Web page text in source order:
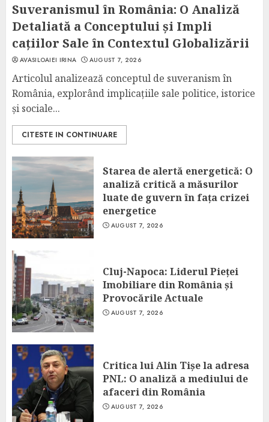
Suveranismul în România: O Analiză
Detaliată a Conceptului și Impli
cațiilor Sale în Contextul Globalizării
AVASILOAIEI IRINA AUGUST 7, 2026
Articolul analizează conceptul de suveranism în
România, explorând implicațiile sale politice, istorice
și sociale...
CITESTE IN CONTINUARE
Starea de alertă energetică: O
analiză critică a măsurilor
luate de guvern în fața crizei
energetice
AUGUST 7, 2026
Cluj-Napoca: Liderul Pieței
Imobiliare din România și
Provocările Actuale
AUGUST 7, 2026
Critica lui Alin Tișe la adresa
PNL: O analiză a mediului de
afaceri din România
AUGUST 7, 2026